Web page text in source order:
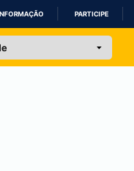
PARTICIPE